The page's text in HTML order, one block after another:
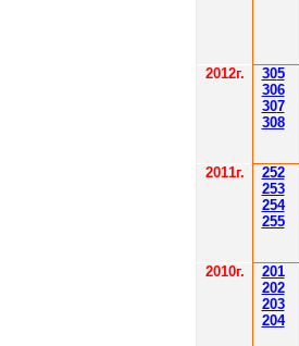
2012г. 305
306
307
308
2011г.
252
253
254
255
2010г.
201
202
203
204